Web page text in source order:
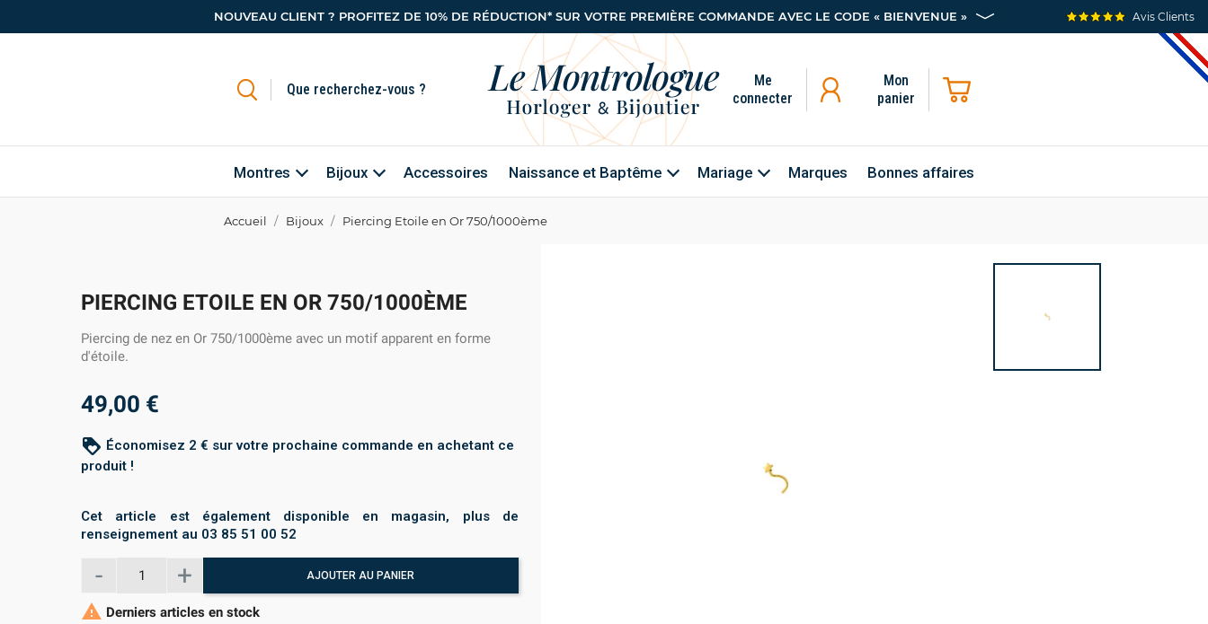
NOUVEAU CLIENT ? PROFITEZ DE 10% DE RÉDUCTION* SUR VOTRE PREMIÈRE COMMANDE AVEC LE CODE « BIENVENUE » Avis Clients
Me
connecter
Mon
panier
Montres Bijoux Accessoires Naissance et Baptême Mariage Marques Bonnes affaires
Accueil Bijoux Piercing Etoile en Or 750/1000ème
PIERCING ETOILE EN OR 750/1000ÈME
Piercing de nez en Or 750/1000ème avec un motif apparent en forme
d'étoile.
49,00 €
loyalty Économisez 2 € sur votre prochaine commande en achetant ce
produit !
Cet article est également disponible en magasin, plus de
renseignement au 03 85 51 00 52
AJOUTER AU PANIER
 Derniers articles en stock